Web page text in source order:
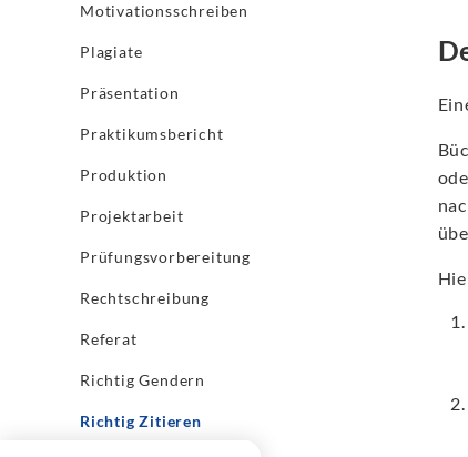
Motivationsschreiben
Plagiate
Präsentation
Praktikumsbericht
Produktion
Projektarbeit
Prüfungsvorbereitung
Rechtschreibung
Referat
Richtig Gendern
Richtig Zitieren